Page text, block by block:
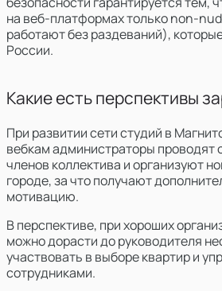
на веб-платформах только non-
работают без раздеваний),
России.
Какие есть перспективы
При развитии сети студий в
вебкам администраторы проводят
членов коллектива и организуют
городе, за что получают
мотивацию.
В перспективе, при хороших
можно дорасти до руководителя
участвовать в выборе квартир и
сотрудниками.